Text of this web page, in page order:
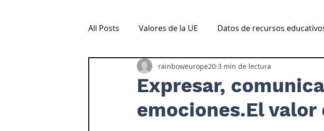
All Posts Valores de la UE Datos de recursos
Expresar,
emociones.El
rainboweurope20 3 min de lectura